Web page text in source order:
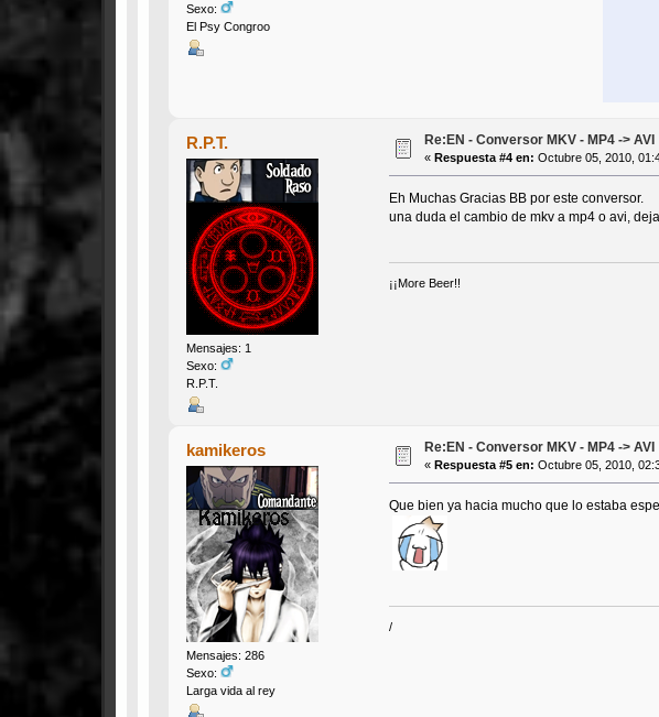
Sexo:
El Psy Congroo
R.P.T.
Mensajes: 1
Sexo:
R.P.T.
Re:EN - Conversor MKV - MP4 -> AVI
« Respuesta #4 en: Octubre 05, 2010,
Eh Muchas Gracias BB por este conversor.
una duda el cambio de mkv a mp4 o avi,
¡¡More Beer!!
kamikeros
Mensajes: 286
Sexo:
Larga vida al rey
Re:EN - Conversor MKV - MP4 -> AVI
« Respuesta #5 en: Octubre 05, 2010,
Que bien ya hacia mucho que lo estaba
/